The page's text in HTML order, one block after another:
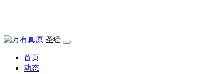
圣经
首页
动态